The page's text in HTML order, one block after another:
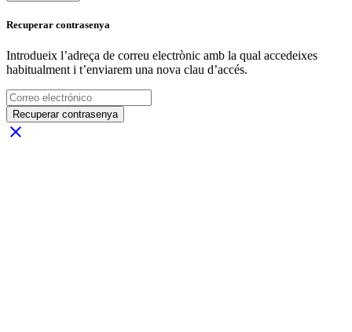
Recuperar contrasenya
Introdueix l’adreça de correu electrònic amb la qual accedeixes
habitualment i t’enviarem una nova clau d’accés.
Recuperar contrasenya
close